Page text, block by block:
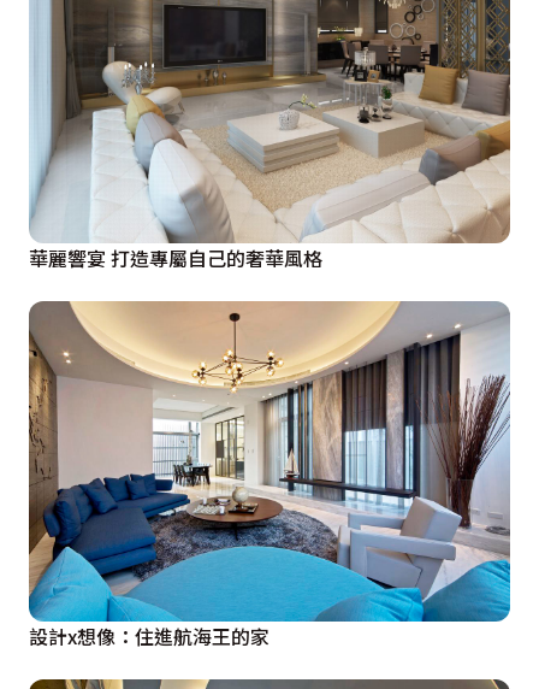
華麗響宴 打造專屬自己的奢華風格
設計x想像：住進航海王的家